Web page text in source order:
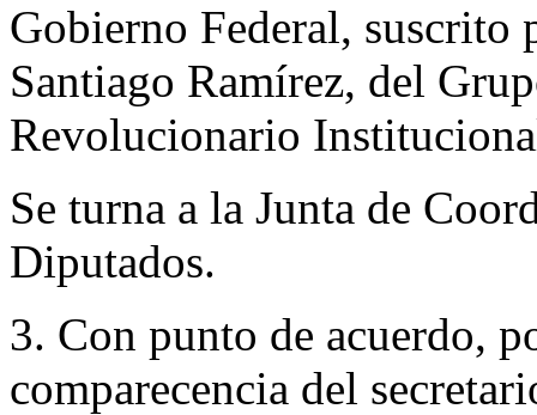
Gobierno Federal, suscrito
Santiago Ramírez, del
Revolucionario
Se turna a la Junta de
Diputados.
3. Con punto de acuerdo,
comparecencia del